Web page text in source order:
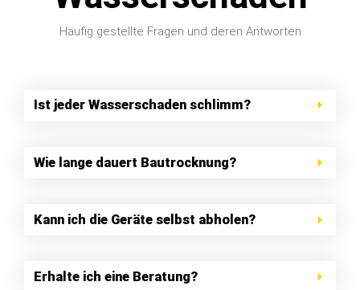
Häufig gestellte Fragen und deren Antworten
Ist jeder Wasserschaden schlimm?
Wie lange dauert Bautrocknung?
Kann ich die Geräte selbst abholen?
Erhalte ich eine Beratung?